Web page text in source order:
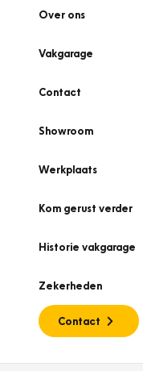
Over ons
Vakgarage
Contact
Showroom
Werkplaats
Kom gerust verder
Historie vakgarage
Zekerheden
Contact